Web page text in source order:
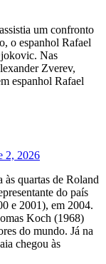
um confronto
o espanhol Rafael
Nas
Zverev,
espanhol Rafael
2, 2026
quartas de Roland
do país
e 2001), em 2004.
Koch (1968)
do mundo. Já na
chegou às